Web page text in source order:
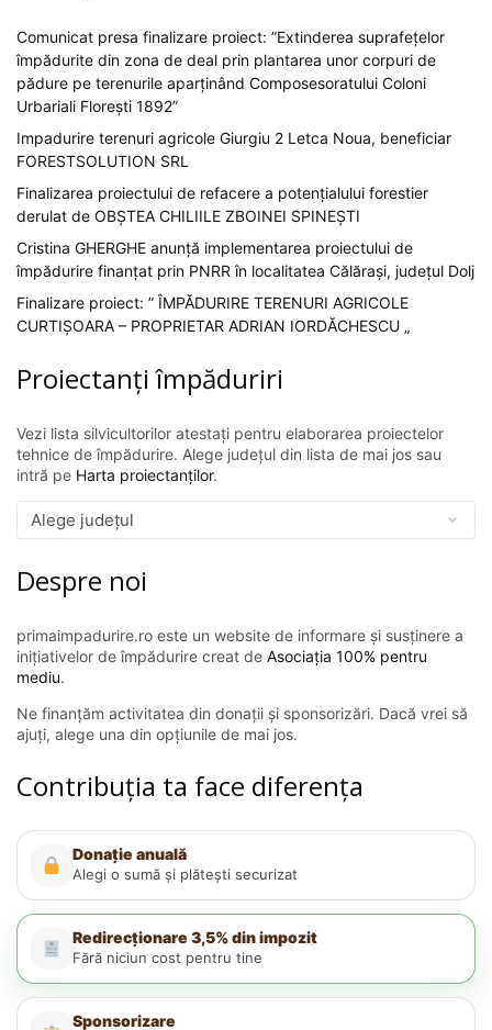
Comunicat presa finalizare proiect: ”Extinderea suprafețelor
împădurite din zona de deal prin plantarea unor corpuri de
pădure pe terenurile aparținând Composesoratului Coloni
Urbariali Florești 1892”
Impadurire terenuri agricole Giurgiu 2 Letca Noua, beneficiar
FORESTSOLUTION SRL
Finalizarea proiectului de refacere a potențialului forestier
derulat de OBȘTEA CHILIILE ZBOINEI SPINEȘTI
Cristina GHERGHE anunță implementarea proiectului de
împădurire finanțat prin PNRR în localitatea Călărași, județul Dolj
Finalizare proiect: ” ÎMPĂDURIRE TERENURI AGRICOLE
CURTIȘOARA – PROPRIETAR ADRIAN IORDĂCHESCU „
Proiectanți împăduriri
Vezi lista silvicultorilor atestați pentru elaborarea proiectelor
tehnice de împădurire. Alege județul din lista de mai jos sau
intră pe Harta proiectanților.
Despre noi
primaimpadurire.ro este un website de informare și susținere a
inițiativelor de împădurire creat de Asociația 100% pentru
mediu.
Ne finanțăm activitatea din donații și sponsorizări. Dacă vrei să
ajuți, alege una din opțiunile de mai jos.
Contribuția ta face diferența
Donație anuală
Alegi o sumă și plătești securizat
Redirecționare 3,5% din impozit
Fără niciun cost pentru tine
Sponsorizare